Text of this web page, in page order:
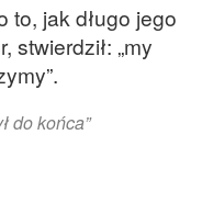
to, jak długo jego
stwierdził: „my
do końca”